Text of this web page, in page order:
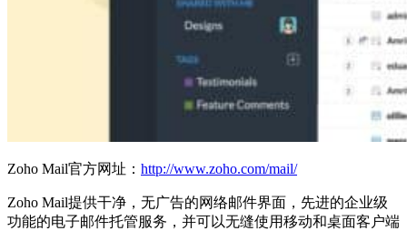
Zoho Mail官方网址： http://www.zoho.com/mail/
Zoho Mail提供干净，无广告的网络邮件界面，先进的企业级
功能的电子邮件托管服务，并可以无缝使用移动和桌面客户端